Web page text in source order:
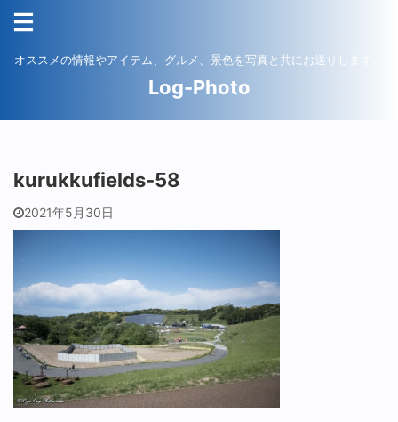
オススメの情報やアイテム、グルメ、景色を写真と共にお送りします。
Log-Photo
kurukkufields-58
2021年5月30日